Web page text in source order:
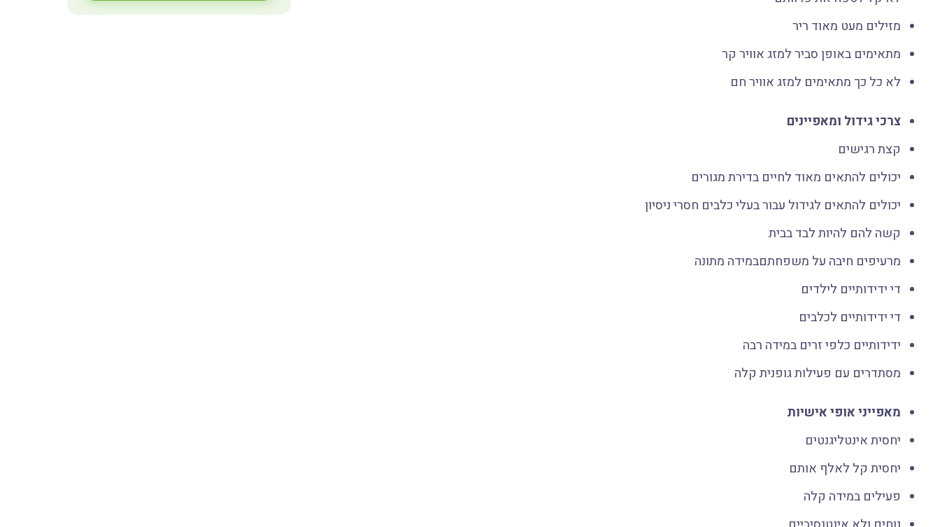
מזילים מעט מאוד ריר
מתאימים באופן סביר למזג אוויר קר
לא כל כך מתאימים למזג אוויר חם
צרכי גידול ומאפיינים
קצת רגישים
יכולים להתאים מאוד לחיים בדירת מגורים
יכולים להתאים לגידול עבור בעלי כלבים חסרי ניסיון
קשה להם להיות לבד בבית
מרעיפים חיבה על משפחתםבמידה מתונה
די ידידותיים לילדים
די ידידותיים לכלבים
ידידותיים כלפי זרים במידה רבה
מסתדרים עם פעילות גופנית קלה
מאפייני אופי אישיות
יחסית אינטליגנטים
יחסית קל לאלף אותם
פעילים במידה קלה